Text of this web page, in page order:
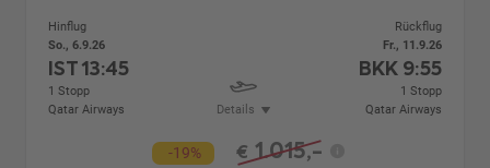
Hinflug
So., 6.9.26
IST13:45
1 Stopp
Qatar Airways
Details
Rückflug
Fr., 11.9.26
BKK 9:55
1 Stopp
Qatar Airways
-19% € 1.015,-